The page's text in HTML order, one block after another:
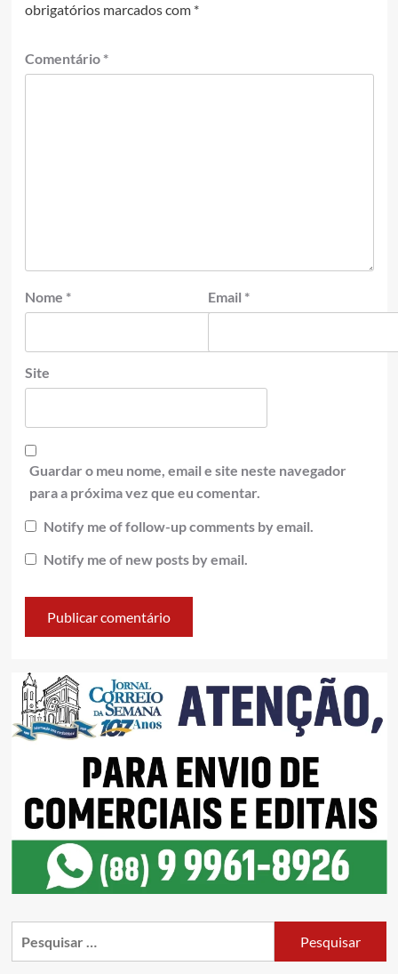
obrigatórios marcados com *
Comentário *
Nome * Email *
Site
Guardar o meu nome, email e site neste navegador
para a próxima vez que eu comentar.
Notify me of follow-up comments by email.
Notify me of new posts by email.